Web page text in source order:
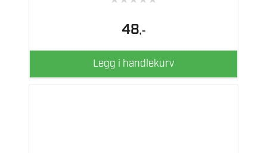
48,-
Legg i handlekurv